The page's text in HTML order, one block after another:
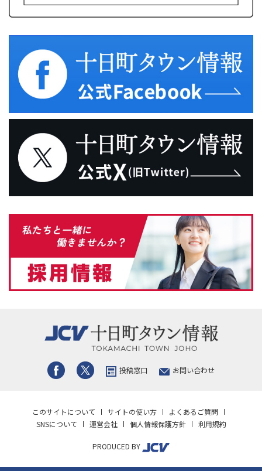
投稿窓口 お問い合わせ
このサイトについて サイトの使い方
よくあるご質問
SNSについて
運営会社 個人情報保護方針 利用規約
PRODUCED BY